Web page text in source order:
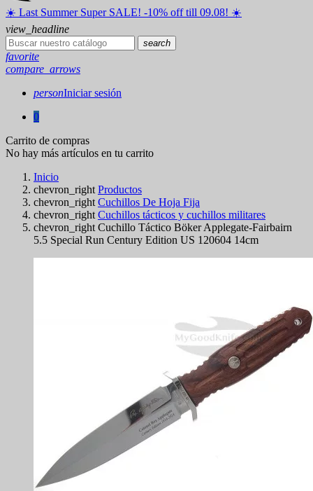
☀️ ️Last Summer Super SALE! -10% off till 09.08! ☀️
view_headline
search
favorite
compare_arrows
personIniciar sesión
0
Carrito de compras
No hay más artículos en tu carrito
Inicio
chevron_right Productos
chevron_right Cuchillos De Hoja Fija
chevron_right Cuchillos tácticos y cuchillos militares
chevron_right Cuchillo Táctico Böker Applegate-Fairbairn
5.5 Special Run Century Edition US 120604 14cm